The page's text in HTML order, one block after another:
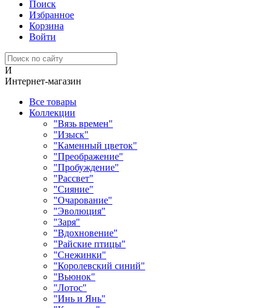
Поиск
Избранное
Корзина
Войти
И
Интернет-магазин
Все товары
Коллекции
"Вязь времен"
"Изыск"
"Каменный цветок"
"Преображение"
"Пробуждение"
"Рассвет"
"Сияние"
"Очарование"
"Эволюция"
"Заря"
"Вдохновение"
"Райские птицы"
"Снежинки"
"Королевский синий"
"Вьюнок"
"Лотос"
"Инь и Янь"